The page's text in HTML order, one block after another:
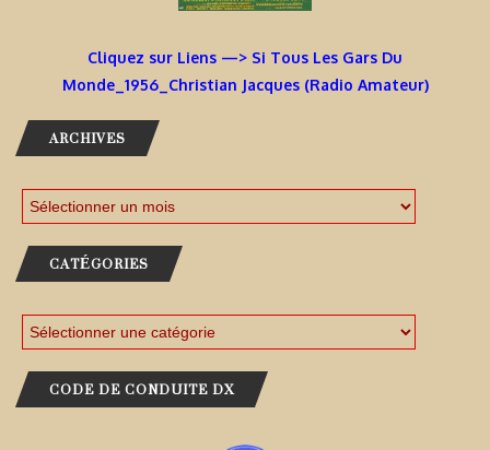
Cliquez sur Liens —> Si Tous Les Gars Du
Monde_1956_Christian Jacques (Radio Amateur)
ARCHIVES
CATÉGORIES
CODE DE CONDUITE DX